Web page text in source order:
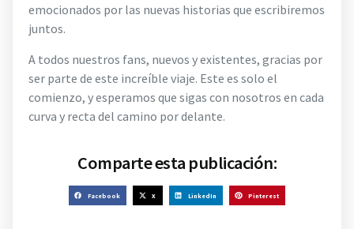
emocionados por las nuevas historias que escribiremos
juntos.
A todos nuestros fans, nuevos y existentes, gracias por
ser parte de este increíble viaje. Este es solo el
comienzo, y esperamos que sigas con nosotros en cada
curva y recta del camino por delante.
Comparte esta publicación:
Facebook X LinkedIn Pinterest